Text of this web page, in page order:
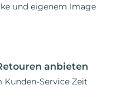
und eigenem Image
anbieten
Kunden-Service Zeit